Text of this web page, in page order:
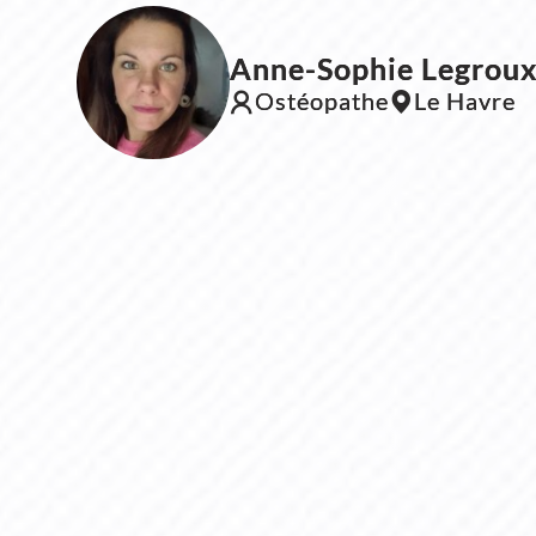
Anne-Sophie
Ostéopathe Le Havre